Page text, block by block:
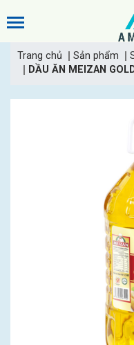
Trang chủ Sản phẩm
DẦU ĂN MEIZAN